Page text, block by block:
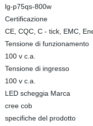
lg-p75qs-800w
Certificazione
CE, CQC, C - tick, EMC,
Tensione di funzionamento
100 v c.a.
Tensione di ingresso
100 v c.a.
LED scheggia Marca
cree cob
specifiche del prodotto